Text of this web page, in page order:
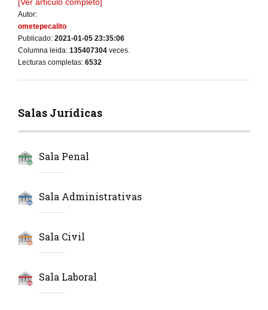
Autor:
ometepecalito
Publicado: 2021-01-05 23:35:06
Columna leida: 135407304 veces.
Lecturas completas: 6532
Salas Jurídicas
Sala Penal
Sala Administrativas
Sala Civil
Sala Laboral